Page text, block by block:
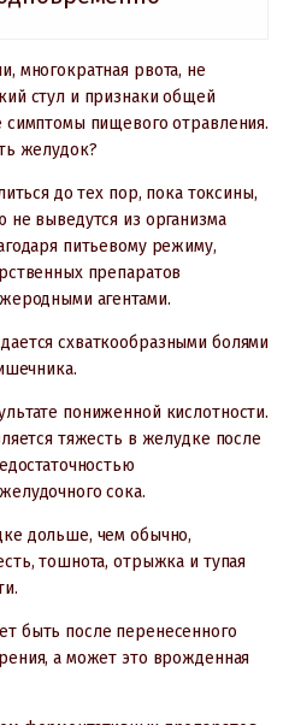
многократная рвота, не
стул и признаки общей
симптомы пищевого отравления.
желудок?
до тех пор, пока токсины,
выведутся из организма
питьевому режиму,
препаратов
агентами.
схваткообразными болями
пониженной кислотности.
тяжесть в желудке после
сока.
дольше, чем обычно,
тошнота, отрыжка и тупая
быть после перенесенного
а может это врожденная